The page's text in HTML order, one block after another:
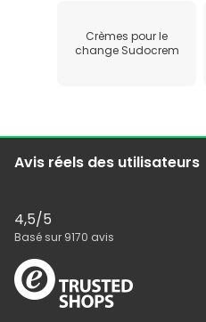
Crèmes pour le
change Sudocrem
Avis réels des utilisateurs
4,5/5
Basé sur 9170 avis